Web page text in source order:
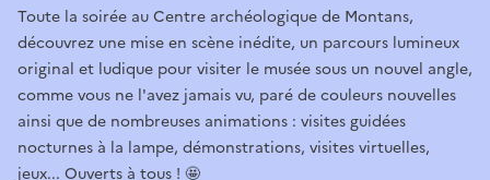
Toute la soirée au Centre archéologique de Montans,
découvrez une mise en scène inédite, un parcours lumineux
original et ludique pour visiter le musée sous un nouvel angle,
comme vous ne l'avez jamais vu, paré de couleurs nouvelles
ainsi que de nombreuses animations : visites guidées
nocturnes à la lampe, démonstrations, visites virtuelles,
jeux... Ouverts à tous ! 🤩